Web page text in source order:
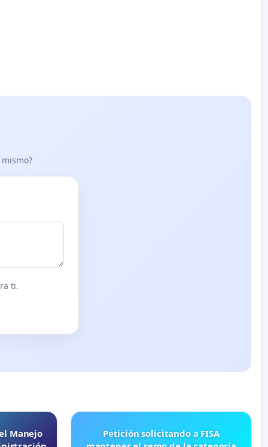
ti.
Manejo
Petición solicitando a FISA